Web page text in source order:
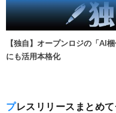
【独自】オープンロジの「AI
にも活用本格化
プレスリリースまとめ